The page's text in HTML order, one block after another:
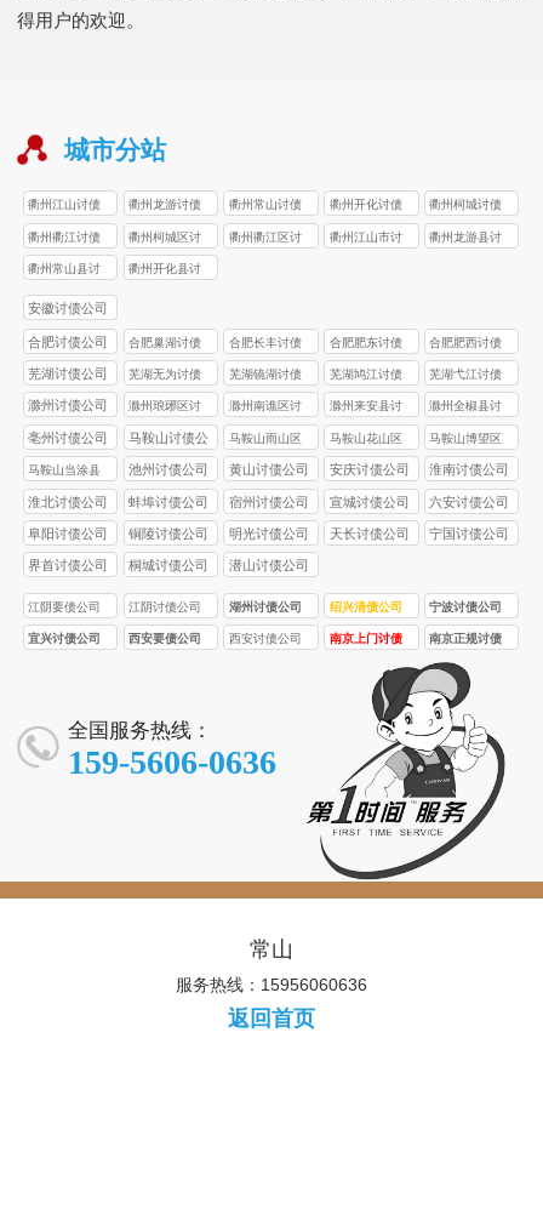
得用户的欢迎。
城市分站
衢州江山讨债
公司
衢州龙游讨债
公司
衢州常山讨债
公司
衢州开化讨债
公司
衢州柯城讨债
公司
衢州衢江讨债
公司
衢州柯城区讨
债公司
衢州衢江区讨
衢州江山市讨
衢州龙游县讨
衢州常山县讨
债公司
衢州开化县讨
安徽讨债公司
合肥讨债公司
合肥巢湖讨债
公司
合肥长丰讨债
公司
合肥肥东讨债
公司
合肥肥西讨债
公司
芜湖讨债公司
芜湖无为讨债
公司
芜湖镜湖讨债
公司
芜湖鸠江讨债
公司
芜湖弋江讨债
公司
滁州讨债公司
滁州琅琊区讨
债公司
滁州南谯区讨
债公司
滁州来安县讨
债公司
滁州全椒县讨
债公司
亳州讨债公司
马鞍山讨债公
司
马鞍山雨山区
讨债公司
马鞍山花山区
讨债公司
马鞍山博望区
讨债公司
马鞍山当涂县
讨债公司
池州讨债公司 黄山讨债公司 安庆讨债公司 淮南讨债公司
淮北讨债公司 蚌埠讨债公司 宿州讨债公司 宣城讨债公司 六安讨债公司
阜阳讨债公司 铜陵讨债公司 明光讨债公司 天长讨债公司 宁国讨债公司
界首讨债公司 桐城讨债公司 潜山讨债公司
江阴要债公司 江阴讨债公司 湖州讨债公司 绍兴清债公司 宁波讨债公司
宜兴讨债公司 西安要债公司 西安讨债公司
南京上门讨债
南京正规讨债
公司
全国服务热线：
159-5606-0636
常山
服务热线：15956060636
返回首页